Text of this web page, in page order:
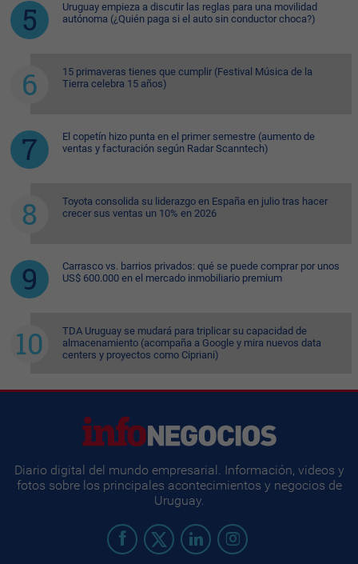
Uruguay empieza a discutir las reglas para una movilidad
autónoma (¿Quién paga si el auto sin conductor choca?)
15 primaveras tienes que cumplir (Festival Música de la
Tierra celebra 15 años)
El copetín hizo punta en el primer semestre (aumento de
ventas y facturación según Radar Scanntech)
Toyota consolida su liderazgo en España en julio tras hacer
crecer sus ventas un 10% en 2026
Carrasco vs. barrios privados: qué se puede comprar por unos
US$ 600.000 en el mercado inmobiliario premium
TDA Uruguay se mudará para triplicar su capacidad de
almacenamiento (acompaña a Google y mira nuevos data
centers y proyectos como Cipriani)
Diario digital del mundo empresarial. Información, videos y
fotos sobre los principales acontecimientos y negocios de
Uruguay.